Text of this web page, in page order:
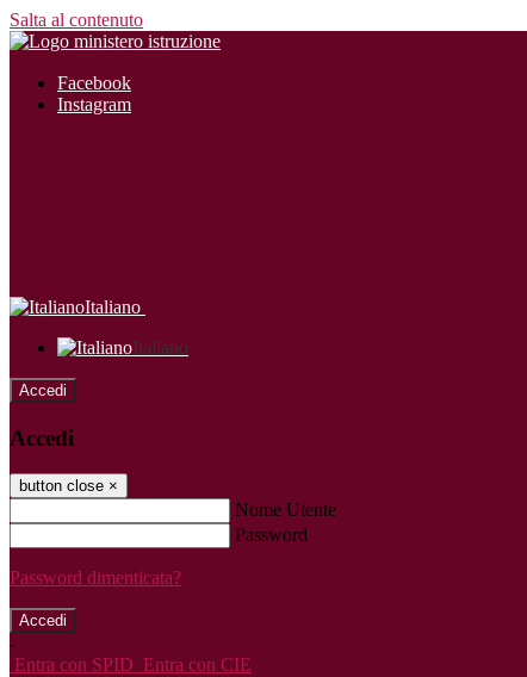
Salta al contenuto
Facebook
Instagram
Italiano
Italiano
Accedi
Accedi
button close ×
Nome Utente
Password
Password dimenticata?
-
Entra con SPID Entra con CIE